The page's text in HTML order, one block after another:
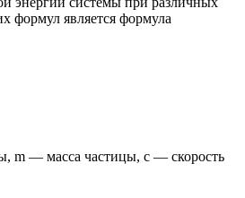
формул является формула
m — масса частицы, c — скорость